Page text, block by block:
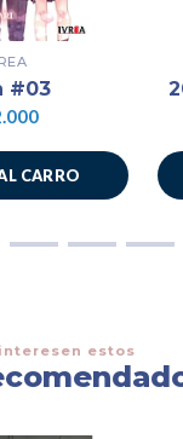
#03
CARRO
estos